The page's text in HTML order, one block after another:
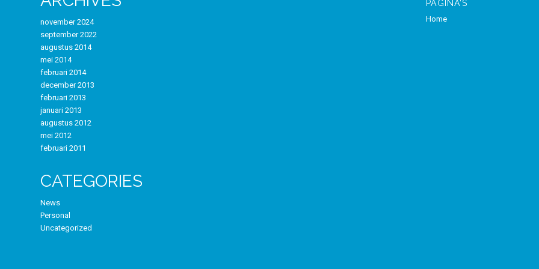
november 2024
september 2022
augustus 2014
mei 2014
februari 2014
december 2013
februari 2013
januari 2013
augustus 2012
mei 2012
februari 2011
CATEGORIES
News
Personal
Uncategorized
PAGINA’S
Home